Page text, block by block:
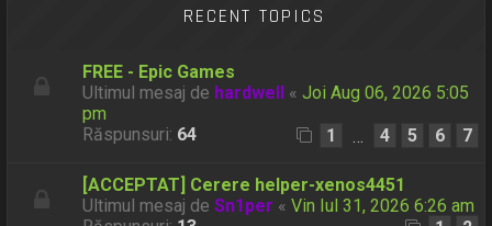
RECENT TOPICS
FREE - Epic Games
Ultimul mesaj de hardwell «Joi Aug 06, 2026 5:05
pm
Răspunsuri: 64 1 4 5 6 7
[ACCEPTAT] Cerere helper-xenos4451
Ultimul mesaj deSn1per «Vin Iul 31, 2026 6:26 am